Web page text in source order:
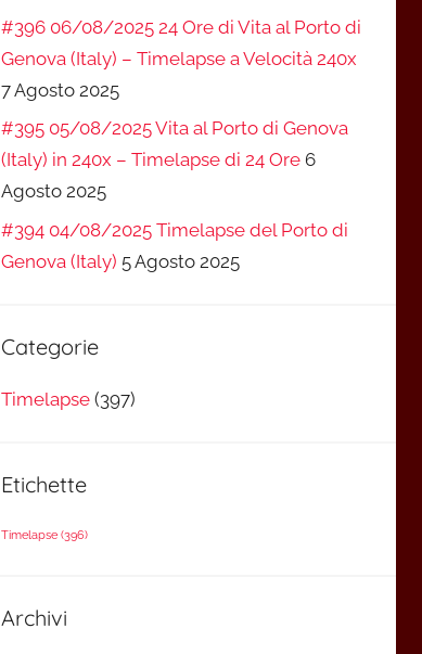
#396 06/08/2025 24 Ore di Vita al Porto di
Genova (Italy) – Timelapse a Velocità 240x
7 Agosto 2025
#395 05/08/2025 Vita al Porto di Genova
(Italy) in 240x – Timelapse di 24 Ore 6
Agosto 2025
#394 04/08/2025 Timelapse del Porto di
Genova (Italy) 5 Agosto 2025
Categorie
Timelapse(397)
Etichette
Timelapse(396)
Archivi